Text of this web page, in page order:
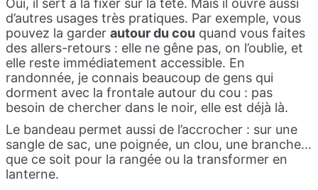
d’autres usages très pratiques. Par exemple, vous
pouvez la garder autour du cou quand vous faites
des allers-retours : elle ne gêne pas, on l’oublie, et
elle reste immédiatement accessible. En
randonnée, je connais beaucoup de gens qui
dorment avec la frontale autour du cou : pas
besoin de chercher dans le noir, elle est déjà là.
Le bandeau permet aussi de l’accrocher : sur une
sangle de sac, une poignée, un clou, une branche…
que ce soit pour la rangée ou la transformer en
lanterne.